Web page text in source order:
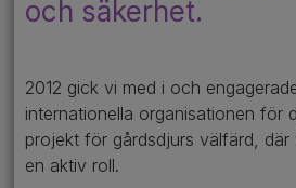
och säkerhet.
2012 gick vi med i och
internationella organisationen för
projekt för gårdsdjurs välfärd,
en aktiv roll.